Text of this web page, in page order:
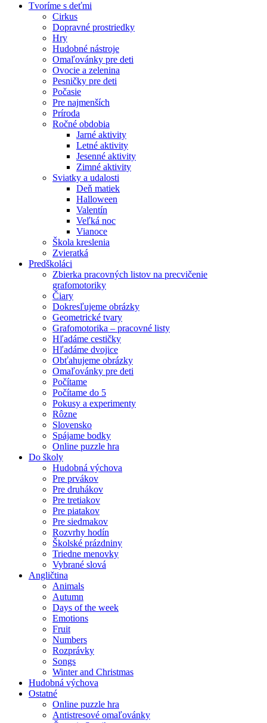
Tvoríme s deťmi
Cirkus
Dopravné prostriedky
Hry
Hudobné nástroje
Omaľovánky pre deti
Ovocie a zelenina
Pesničky pre deti
Počasie
Pre najmenších
Príroda
Ročné obdobia
Jarné aktivity
Letné aktivity
Jesenné aktivity
Zimné aktivity
Sviatky a udalosti
Deň matiek
Halloween
Valentín
Veľká noc
Vianoce
Škola kreslenia
Zvieratká
Predškoláci
Zbierka pracovných listov na precvičenie
grafomotoriky
Čiary
Dokresľujeme obrázky
Geometrické tvary
Grafomotorika – pracovné listy
Hľadáme cestičky
Hľadáme dvojice
Obťahujeme obrázky
Omaľovánky pre deti
Počítame
Počítame do 5
Pokusy a experimenty
Rôzne
Slovensko
Spájame bodky
Online puzzle hra
Do školy
Hudobná výchova
Pre prvákov
Pre druhákov
Pre tretiakov
Pre piatakov
Pre siedmakov
Rozvrhy hodín
Školské prázdniny
Triedne menovky
Vybrané slová
Angličtina
Animals
Autumn
Days of the week
Emotions
Fruit
Numbers
Rozprávky
Songs
Winter and Christmas
Hudobná výchova
Ostatné
Online puzzle hra
Antistresové omaľovánky